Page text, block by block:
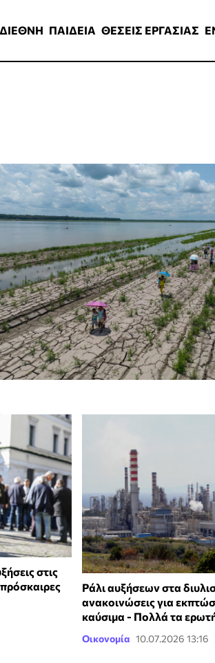
ΔΙΕΘΝΗ ΠΑΙΔΕΙΑ ΘΕΣΕΙΣ ΕΡΓΑΣΙΑΣ
στις
Ράλι αυξήσεων στα
ανακοινώσεις για
καύσιμα - Πολλά τα
Οικονομία 10.07.2026 13:16